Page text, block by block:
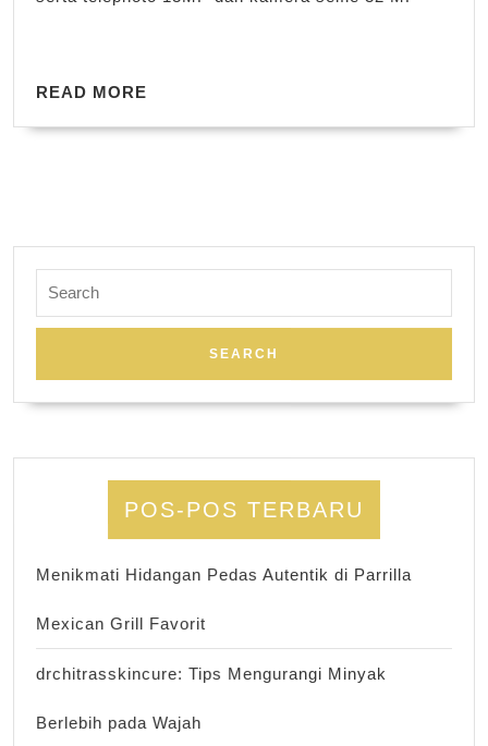
READ MORE
for:
POS-POS TERBARU
Menikmati Hidangan Pedas Autentik di Parrilla
Mexican Grill Favorit
drchitrasskincure: Tips Mengurangi Minyak
Berlebih pada Wajah